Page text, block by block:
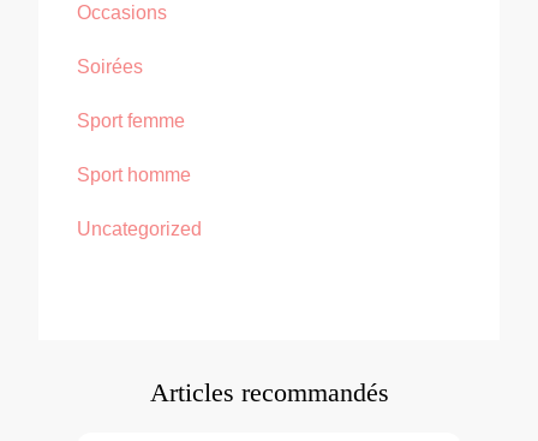
Occasions
Soirées
Sport femme
Sport homme
Uncategorized
Articles recommandés